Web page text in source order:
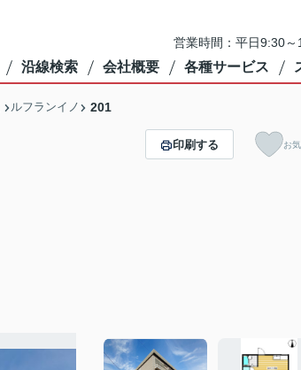
営業時間：平日9:30
沿線検索 会社概要 各種サービス
ルフランイノ 201
印刷する お